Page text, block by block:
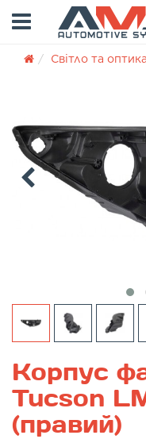
Світло та оптика
Корпус
Tucson
(правий)